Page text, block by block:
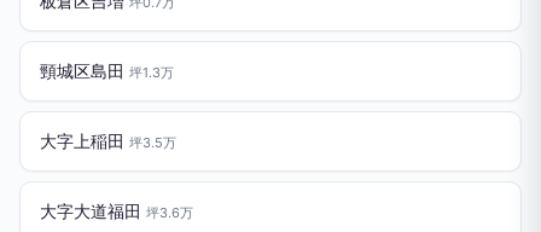
頸城区島田 坪1.3万
大字上稲田 坪3.5万
大字大道福田 坪3.6万